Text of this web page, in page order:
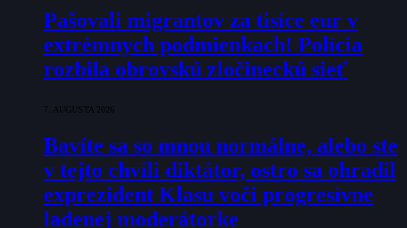
Pašovali migrantov za tisíce eur v
extrémnych podmienkach! Polícia
rozbila obrovskú zločineckú sieť
7. AUGUSTA 2026
Bavíte sa so mnou normálne, alebo ste
v tejto chvíli diktátor, ostro sa ohradil
exprezident Klasu voči progresívne
ladenej moderátorke